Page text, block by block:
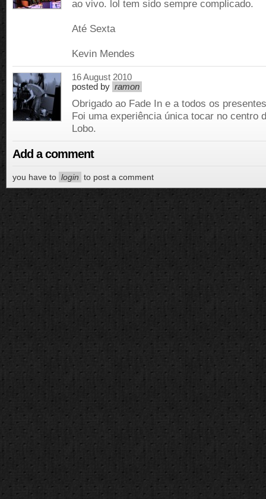
ao vivo. lol tem sido sempre complicado.
Até Sexta
Kevin Mendes
16 August 2010
posted by ramon
Obrigado ao Fade In e a todos os
Foi uma experiência única tocar no centro
Lobo.
Add a comment
you have to login to post a comment